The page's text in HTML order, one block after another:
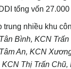
tổng vốn
trung nhiều khu
Bình, KCN
An, KCN
KCN Thị Trấn